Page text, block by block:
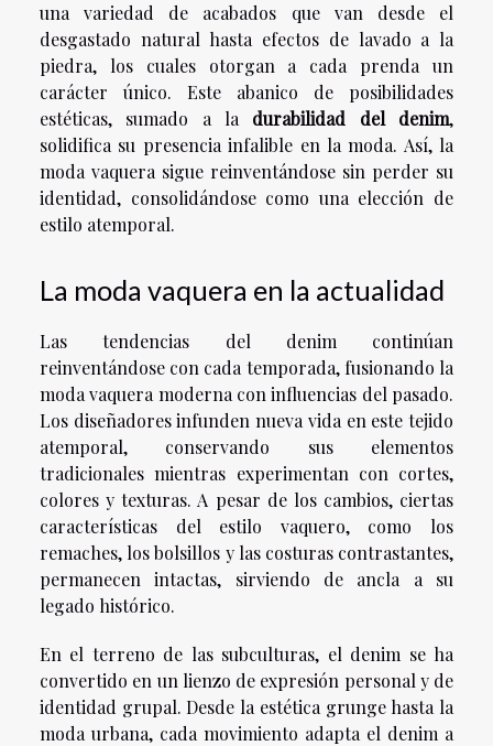
una variedad de acabados que van desde el
desgastado natural hasta efectos de lavado a la
piedra, los cuales otorgan a cada prenda un
carácter único. Este abanico de posibilidades
estéticas, sumado a la durabilidad del denim,
solidifica su presencia infalible en la moda. Así, la
moda vaquera sigue reinventándose sin perder su
identidad, consolidándose como una elección de
estilo atemporal.
La moda vaquera en la actualidad
Las tendencias del denim continúan
reinventándose con cada temporada, fusionando la
moda vaquera moderna con influencias del pasado.
Los diseñadores infunden nueva vida en este tejido
atemporal, conservando sus elementos
tradicionales mientras experimentan con cortes,
colores y texturas. A pesar de los cambios, ciertas
características del estilo vaquero, como los
remaches, los bolsillos y las costuras contrastantes,
permanecen intactas, sirviendo de ancla a su
legado histórico.
En el terreno de las subculturas, el denim se ha
convertido en un lienzo de expresión personal y de
identidad grupal. Desde la estética grunge hasta la
moda urbana, cada movimiento adapta el denim a